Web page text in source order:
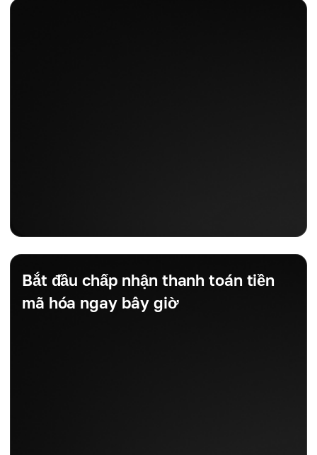
Bắt đầu chấp nhận thanh toán tiền
mã hóa ngay bây giờ